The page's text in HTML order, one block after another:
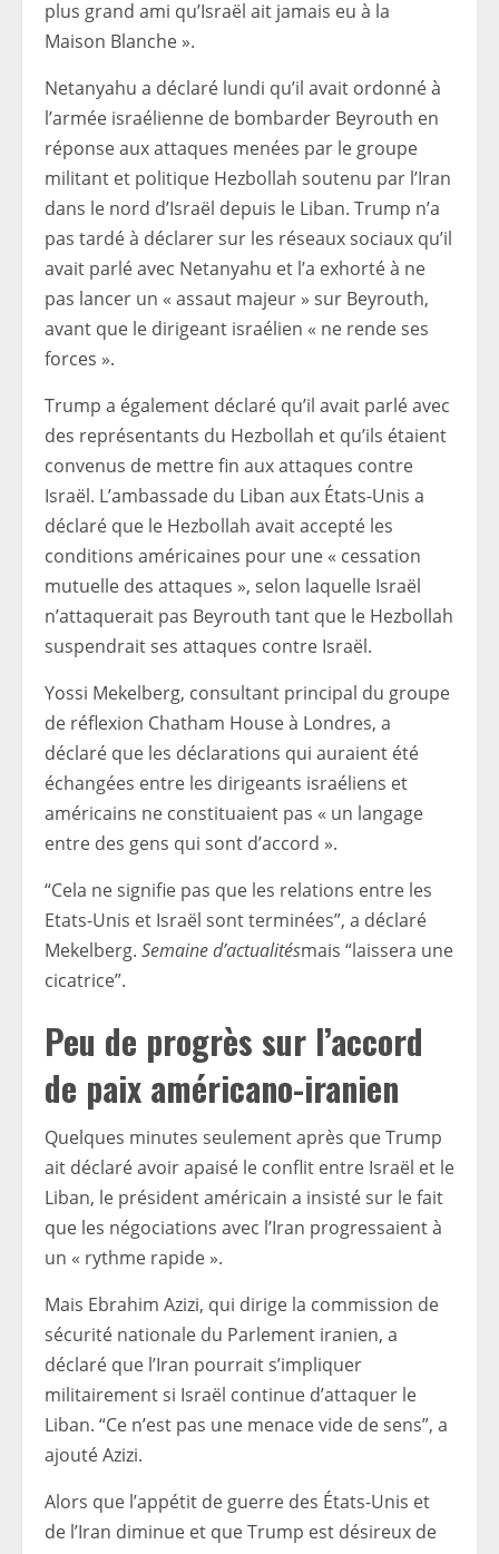
plus grand ami qu’Israël ait jamais eu à la
Maison Blanche ».
Netanyahu a déclaré lundi qu’il avait ordonné à
l’armée israélienne de bombarder Beyrouth en
réponse aux attaques menées par le groupe
militant et politique Hezbollah soutenu par l’Iran
dans le nord d’Israël depuis le Liban. Trump n’a
pas tardé à déclarer sur les réseaux sociaux qu’il
avait parlé avec Netanyahu et l’a exhorté à ne
pas lancer un « assaut majeur » sur Beyrouth,
avant que le dirigeant israélien « ne rende ses
forces ».
Trump a également déclaré qu’il avait parlé avec
des représentants du Hezbollah et qu’ils étaient
convenus de mettre fin aux attaques contre
Israël. L’ambassade du Liban aux États-Unis a
déclaré que le Hezbollah avait accepté les
conditions américaines pour une « cessation
mutuelle des attaques », selon laquelle Israël
n’attaquerait pas Beyrouth tant que le Hezbollah
suspendrait ses attaques contre Israël.
Yossi Mekelberg, consultant principal du groupe
de réflexion Chatham House à Londres, a
déclaré que les déclarations qui auraient été
échangées entre les dirigeants israéliens et
américains ne constituaient pas « un langage
entre des gens qui sont d’accord ».
“Cela ne signifie pas que les relations entre les
Etats-Unis et Israël sont terminées”, a déclaré
Mekelberg. Semaine d’actualitésmais “laissera une
cicatrice”.
Peu de progrès sur l’accord
de paix américano-iranien
Quelques minutes seulement après que Trump
ait déclaré avoir apaisé le conflit entre Israël et le
Liban, le président américain a insisté sur le fait
que les négociations avec l’Iran progressaient à
un « rythme rapide ».
Mais Ebrahim Azizi, qui dirige la commission de
sécurité nationale du Parlement iranien, a
déclaré que l’Iran pourrait s’impliquer
militairement si Israël continue d’attaquer le
Liban. “Ce n’est pas une menace vide de sens”, a
ajouté Azizi.
Alors que l’appétit de guerre des États-Unis et
de l’Iran diminue et que Trump est désireux de